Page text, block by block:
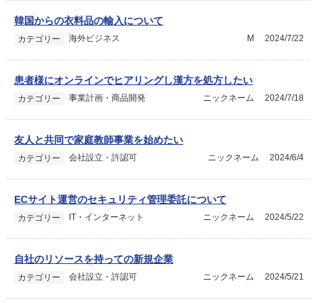
韓国からの衣料品の輸入について
カテゴリー 海外ビジネス 2024/7/22
M
患者様にオンラインでヒアリングし漢方を処方したい
カテゴリー 事業計画・商品開発 2024/7/18
ニックネーム
友人と共同で家庭教師事業を始めたい
カテゴリー 会社設立・許認可 2024/6/4
ニックネーム
ECサイト運営のセキュリティ管理委託について
カテゴリー IT・インターネット 2024/5/22
ニックネーム
自社のリソースを持っての新規企業
カテゴリー 会社設立・許認可 2024/5/21
ニックネーム